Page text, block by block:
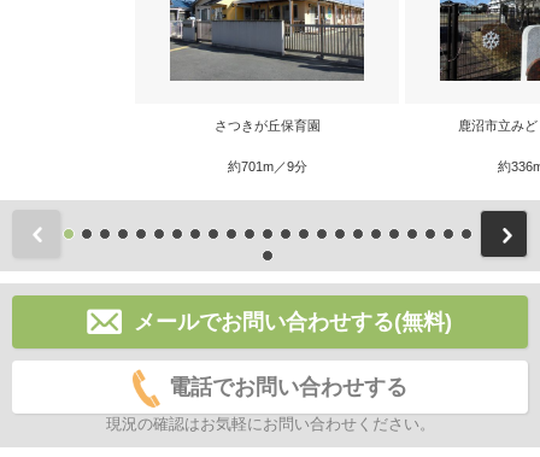
さつきが丘保育園
約701m／9分
鹿沼市立み
約
前
メールでお問い合わせする(無料)
電話でお問い合わせする
現況の確認はお気軽にお問い合わせください。